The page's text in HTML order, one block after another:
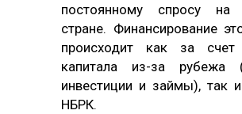
постоянному спросу
стране. Финансирование
происходит как за счет
капитала из-за рубежа
инвестиции и займы), так
НБРК.